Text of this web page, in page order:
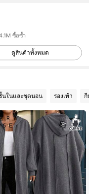
ซื้อซ้ำ
ดูสินค้าทั้งหมด
นในและชุดนอน รองเท้า กี